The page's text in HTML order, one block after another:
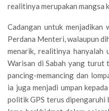
realitinya merupakan mangsa
Cadangan untuk
Perdana Menteri, walaupun
menarik, realitinya hanyalah
Warisan di Sabah yang turut
pancing-memancing dan
ia juga menjadi umpan
politik GPS terus